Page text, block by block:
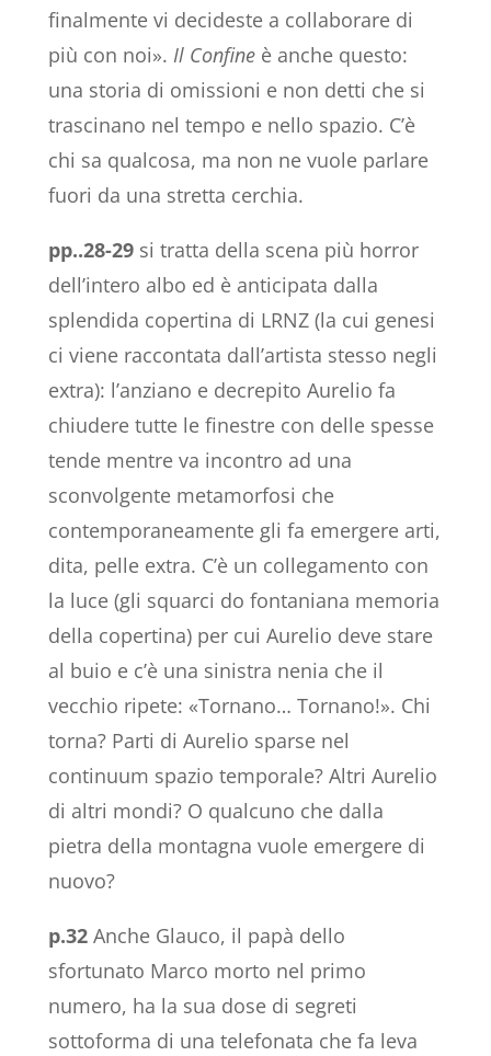
finalmente vi decideste a collaborare di
più con noi». Il Confine è anche questo:
una storia di omissioni e non detti che si
trascinano nel tempo e nello spazio. C’è
chi sa qualcosa, ma non ne vuole parlare
fuori da una stretta cerchia.
pp..28-29si tratta della scena più horror
dell’intero albo ed è anticipata dalla
splendida copertina di LRNZ (la cui genesi
ci viene raccontata dall’artista stesso negli
extra): l’anziano e decrepito Aurelio fa
chiudere tutte le finestre con delle spesse
tende mentre va incontro ad una
sconvolgente metamorfosi che
contemporaneamente gli fa emergere arti,
dita, pelle extra. C’è un collegamento con
la luce (gli squarci do fontaniana memoria
della copertina) per cui Aurelio deve stare
al buio e c’è una sinistra nenia che il
vecchio ripete: «Tornano… Tornano!». Chi
torna? Parti di Aurelio sparse nel
continuum spazio temporale? Altri Aurelio
di altri mondi? O qualcuno che dalla
pietra della montagna vuole emergere di
nuovo?
p.32Anche Glauco, il papà dello
sfortunato Marco morto nel primo
numero, ha la sua dose di segreti
sottoforma di una telefonata che fa leva